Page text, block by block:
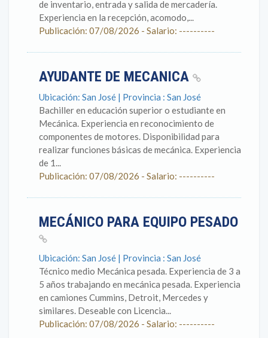
de inventario, entrada y salida de mercadería.
Experiencia en la recepción, acomodo,...
Publicación: 07/08/2026 - Salario: ----------
AYUDANTE DE MECANICA
Ubicación: San José | Provincia : San José
Bachiller en educación superior o estudiante en
Mecánica. Experiencia en reconocimiento de
componentes de motores. Disponibilidad para
realizar funciones básicas de mecánica. Experiencia
de 1...
Publicación: 07/08/2026 - Salario: ----------
MECÁNICO PARA EQUIPO PESADO
Ubicación: San José | Provincia : San José
Técnico medio Mecánica pesada. Experiencia de 3 a
5 años trabajando en mecánica pesada. Experiencia
en camiones Cummins, Detroit, Mercedes y
similares. Deseable con Licencia...
Publicación: 07/08/2026 - Salario: ----------